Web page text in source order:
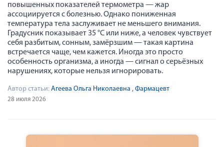
повышенных показателей термометра — жар
ассоциируется с болезнью. Однако пониженная
температура тела заслуживает не меньшего внимания.
Градусник показывает 35 °C или ниже, а человек чувствует
себя разбитым, сонным, замёрзшим — такая картина
встречается чаще, чем кажется. Иногда это просто
особенность организма, а иногда — сигнал о серьёзных
нарушениях, которые нельзя игнорировать.
Автор статьи: Агеева Ольга Николаевна , Фармацевт
28 июля 2026